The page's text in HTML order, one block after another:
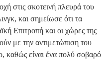
στις σκοτεινή πλευρά του
και σημείωσε ότι τα
Επιτροπή και οι χώρες της
με την αντιμετώπιση του
καθώς είναι ένα πολύ σοβαρό